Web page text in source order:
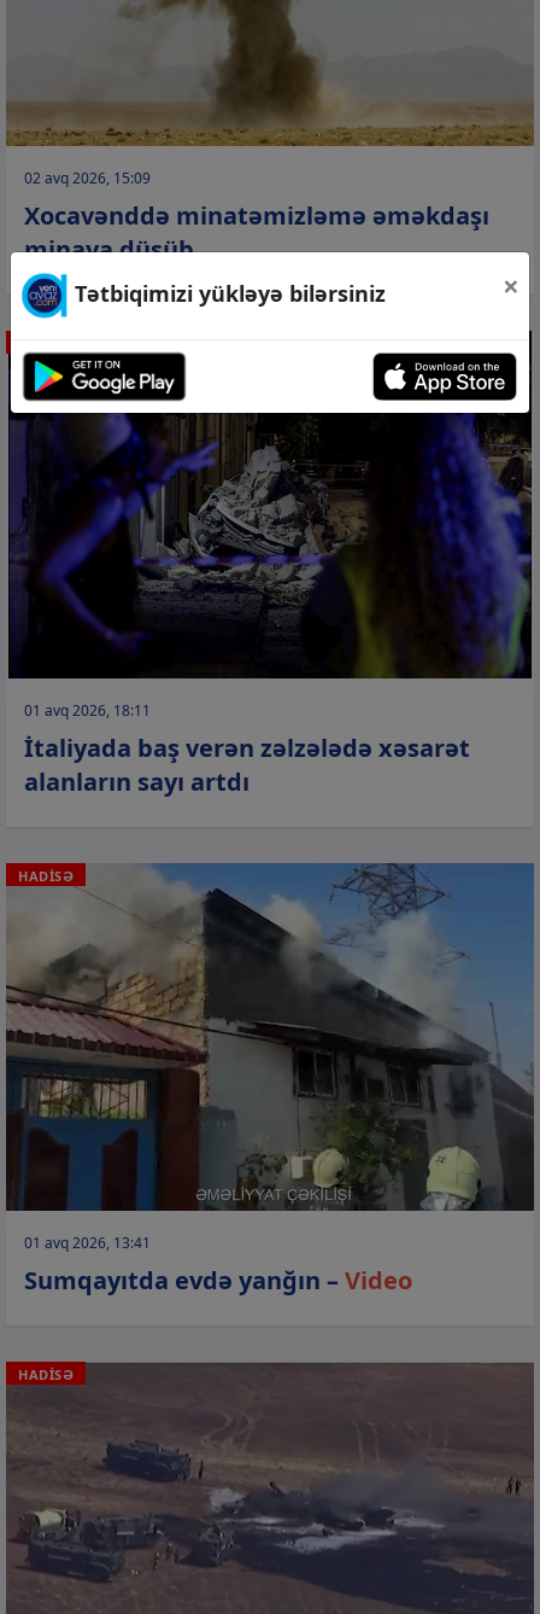
02 avq 2026, 15:09
Xocavənddə minatəmizləmə əməkdaşı
minaya düşüb
01 avq 2026, 18:11
İtaliyada baş verən zəlzələdə xəsarət
alanların sayı artdı
HADİSƏ
01 avq 2026, 13:41
Sumqayıtda evdə yanğın –Video
HADİSƏ
Tətbiqimizi yükləyə bilərsiniz ×